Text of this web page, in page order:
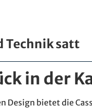
Technik satt
in der
Design bietet die